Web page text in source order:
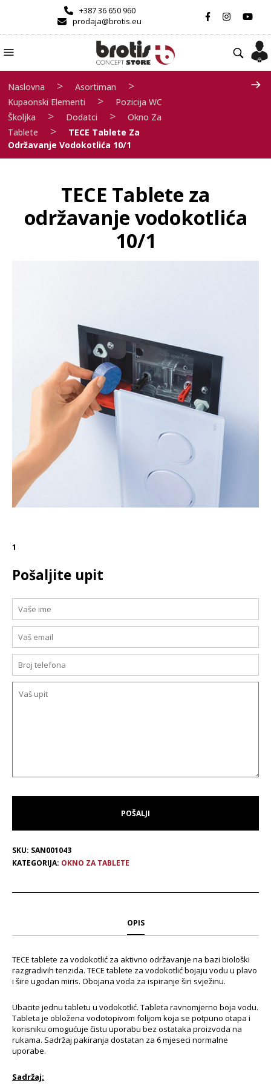
+387 36 650 960
prodaja@brotis.eu
Naslovna > Asortiman >
Kupaonski Elementi >
Pozicija WC
Školjka
> Dodatci >
Okno Za
Tablete
>
TECE Tablete Za
Održavanje Vodokotlića 10/1
TECE Tablete za
održavanje vodokotlića
10/1
1
Pošaljite upit
SKU: SAN001043
KATEGORIJA: OKNO ZA TABLETE
OPIS
TECE tablete za vodokotlić za aktivno održavanje na bazi biološki
razgradivih tenzida. TECE tablete za vodokotlić bojaju vodu u plavo
i šire ugodan miris. Obojana voda za ispiranje širi svježinu.
Ubacite jednu tabletu u vodokotlić. Tableta ravnomjerno boja vodu.
Tableta je obložena vodotopivom folijom koja se potpuno otapa i
korisniku omogućuje čistu uporabu bez ostataka proizvoda na
rukama. Sadržaj pakiranja dostatan za 6 mjeseci normalne
uporabe.
Sadržaj: